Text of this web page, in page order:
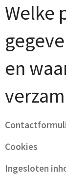
Welke
en
Cookies
Ingesloten